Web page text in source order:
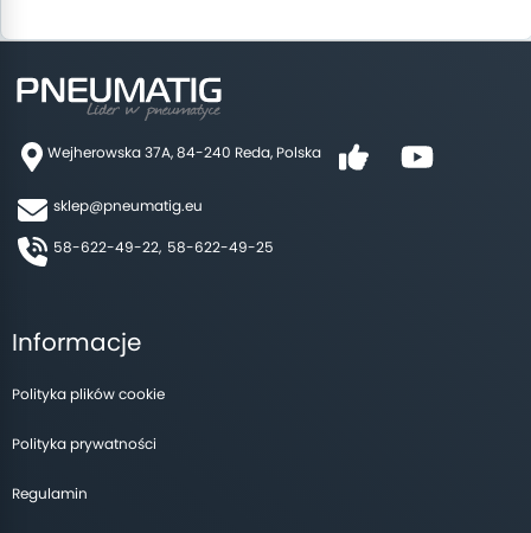
Wejherowska 37A, 84-240 Reda, Polska
sklep@pneumatig.eu
58-622-49-22, 58-622-49-25
Informacje
Polityka plików cookie
Polityka prywatności
Regulamin